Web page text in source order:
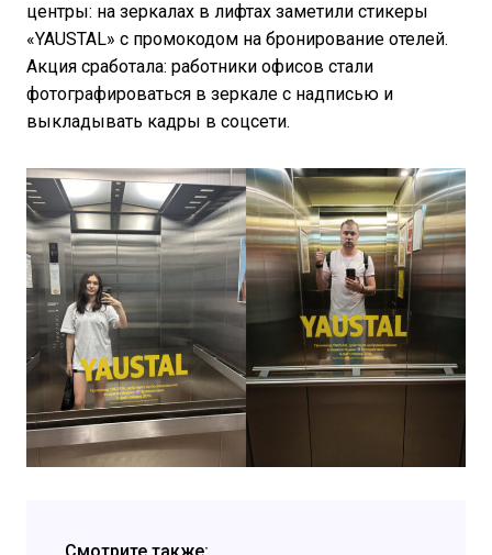
центры: на зеркалах в лифтах заметили стикеры
«YAUSTAL» с промокодом на бронирование отелей.
Акция сработала: работники офисов стали
фотографироваться в зеркале с надписью и
выкладывать кадры в соцсети.